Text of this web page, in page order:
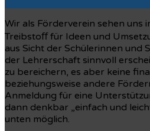
Wir als Förderverein sehen uns
Treibstoﬀ für Ideen und
aus Sicht der Schülerinnen und
der Lehrerschaft sinnvoll
zu bereichern, es aber keine
beziehungsweise andere
Anmeldung für eine
dann denkbar „einfach und
unten möglich.